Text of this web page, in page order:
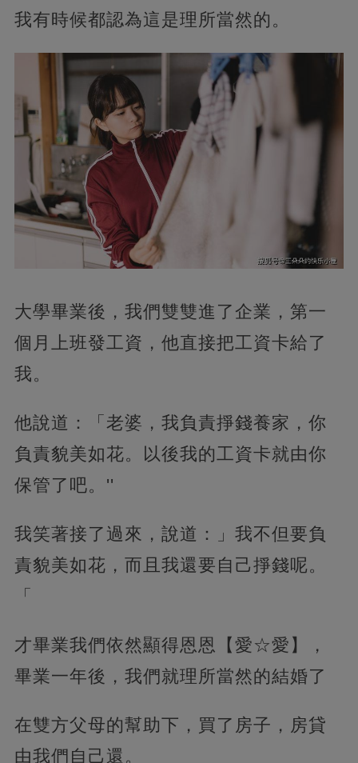
我有時候都認為這是理所當然的。
大學畢業後，我們雙雙進了企業，第一
個月上班發工資，他直接把工資卡給了
我。
他說道：「老婆，我負責掙錢養家，你
負責貌美如花。以後我的工資卡就由你
保管了吧。''
我笑著接了過來，說道：」我不但要負
責貌美如花，而且我還要自己掙錢呢。
「
才畢業我們依然顯得恩恩【愛☆愛】，
畢業一年後，我們就理所當然的結婚了
在雙方父母的幫助下，買了房子，房貸
由我們自己還。